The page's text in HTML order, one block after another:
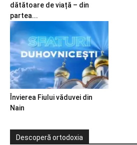
dătătoare de viață – din
partea...
Învierea Fiului văduvei din
Nain
Descoperă ortodoxia